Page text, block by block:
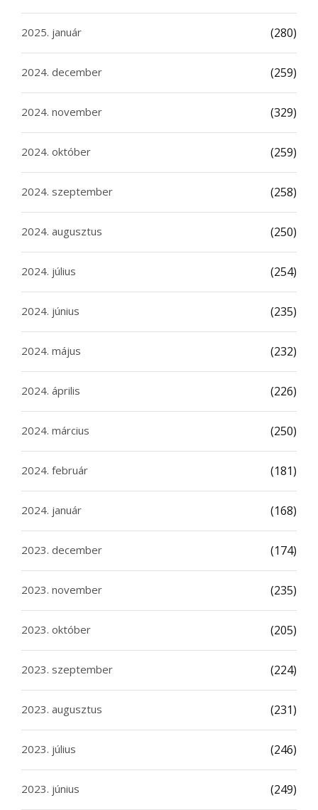
2025. január (280)
2024. december (259)
2024. november (329)
2024. október (259)
2024. szeptember (258)
2024. augusztus (250)
2024. július (254)
2024. június (235)
2024. május (232)
2024. április (226)
2024. március (250)
2024. február (181)
2024. január (168)
2023. december (174)
2023. november (235)
2023. október (205)
2023. szeptember (224)
2023. augusztus (231)
2023. július (246)
2023. június (249)